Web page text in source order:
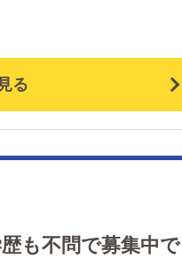
る
も不問で募集中で